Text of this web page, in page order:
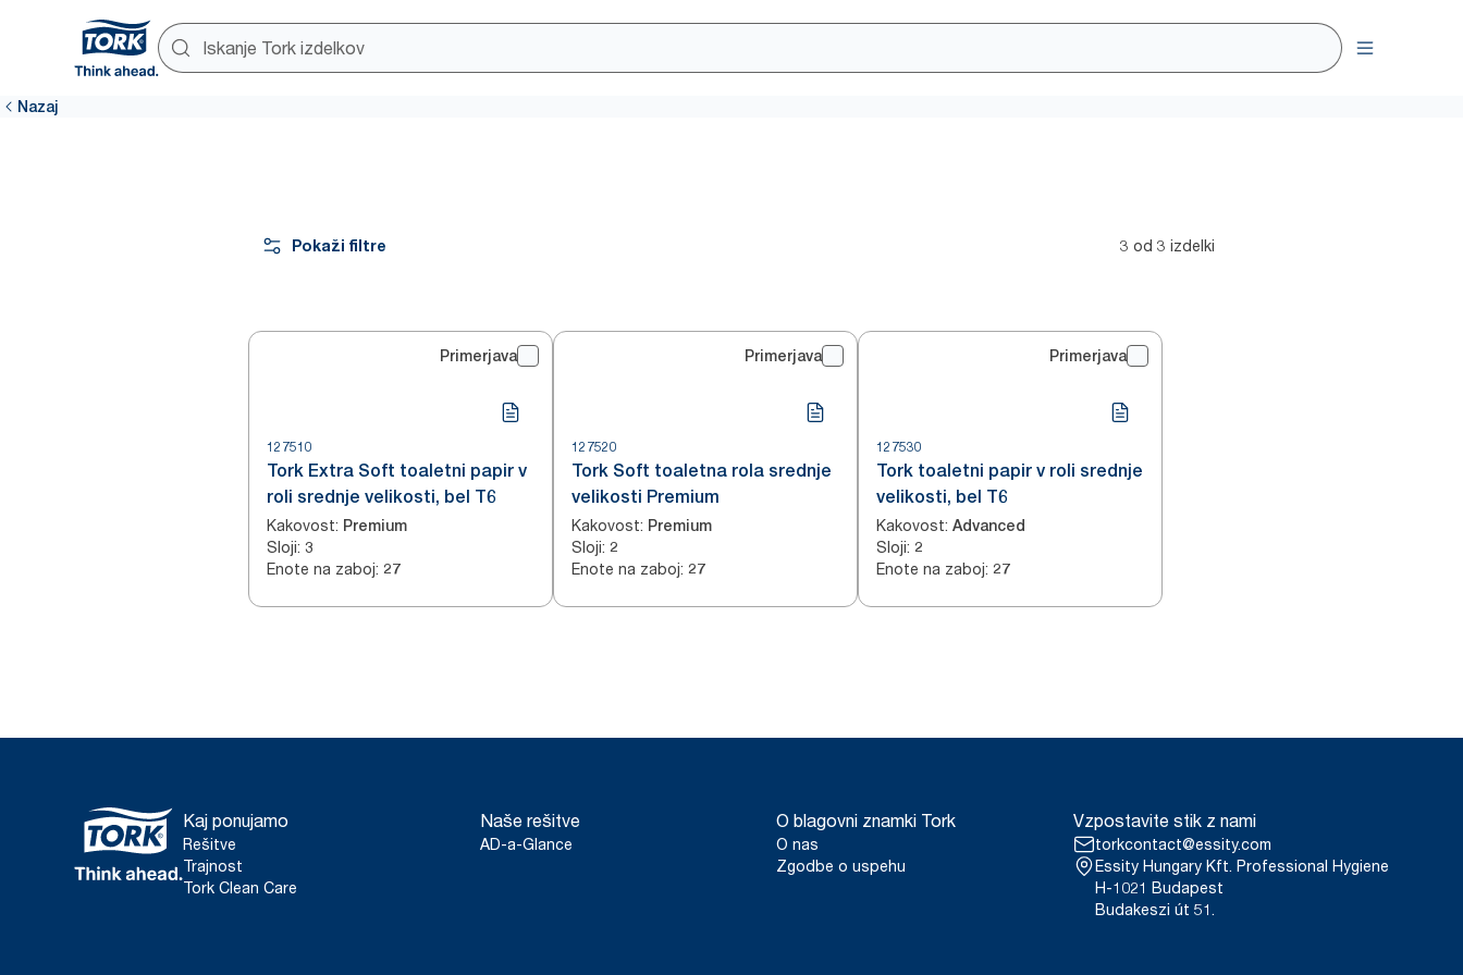
Nazaj
Pokaži filtre 3 od 3 izdelki
Primerjava
127510
Tork Extra Soft toaletni papir v
roli srednje velikosti, bel T6
Kakovost: Premium
Sloji: 3
Enote na zaboj: 27
Primerjava
127520
Tork Soft toaletna rola srednje
velikosti Premium
Kakovost: Premium
Sloji: 2
Enote na zaboj: 27
Primerjava
127530
Tork toaletni papir v roli srednje
velikosti, bel T6
Kakovost: Advanced
Sloji: 2
Enote na zaboj: 27
Kaj ponujamo
Rešitve
Trajnost
Tork Clean Care
Naše rešitve
AD-a-Glance
O blagovni znamki Tork
O nas
Zgodbe o uspehu
Vzpostavite stik z nami
torkcontact@essity.com
Essity Hungary Kft. Professional Hygiene
H-1021 Budapest
Budakeszi út 51.